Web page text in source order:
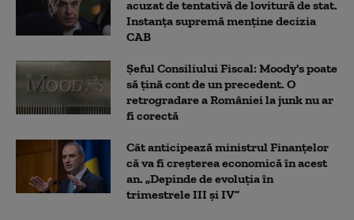
acuzat de tentativă de lovitură de stat.
Instanța supremă menține decizia
CAB
Șeful Consiliului Fiscal: Moody's poate
să țină cont de un precedent. O
retrogradare a României la junk nu ar
fi corectă
Cât anticipează ministrul Finanțelor
că va fi creşterea economică în acest
an. „Depinde de evoluţia în
trimestrele III şi IV”